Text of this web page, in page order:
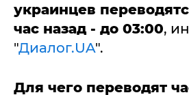
украинцев
час назад - до 03:00,
"Диалог.UA".
Для чего переводят